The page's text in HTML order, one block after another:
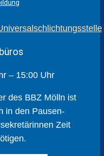
– 15:00 Uhr
des BBZ Mölln ist
in den Pausen­
Zeit